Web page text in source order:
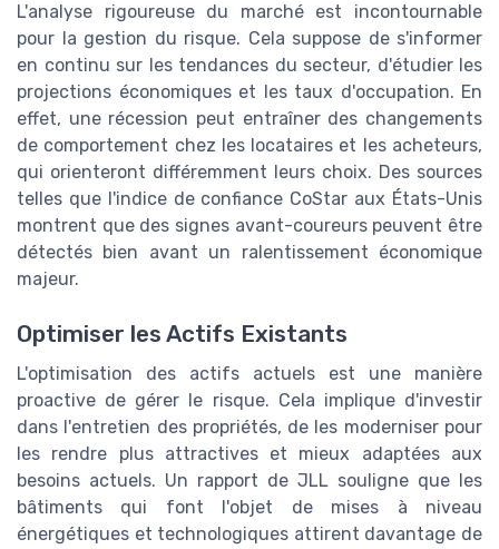
L'analyse rigoureuse du marché est incontournable
pour la gestion du risque. Cela suppose de s'informer
en continu sur les tendances du secteur, d'étudier les
projections économiques et les taux d'occupation. En
effet, une récession peut entraîner des changements
de comportement chez les locataires et les acheteurs,
qui orienteront différemment leurs choix. Des sources
telles que l'indice de confiance CoStar aux États-Unis
montrent que des signes avant-coureurs peuvent être
détectés bien avant un ralentissement économique
majeur.
Optimiser les Actifs Existants
L'optimisation des actifs actuels est une manière
proactive de gérer le risque. Cela implique d'investir
dans l'entretien des propriétés, de les moderniser pour
les rendre plus attractives et mieux adaptées aux
besoins actuels. Un rapport de JLL souligne que les
bâtiments qui font l'objet de mises à niveau
énergétiques et technologiques attirent davantage de